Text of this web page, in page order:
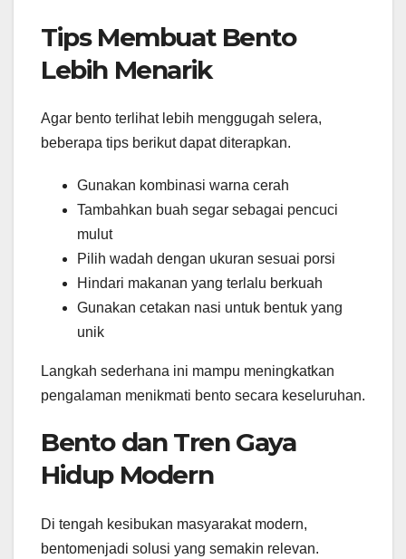
Tips Membuat Bento
Lebih Menarik
Agar bento terlihat lebih menggugah selera,
beberapa tips berikut dapat diterapkan.
Gunakan kombinasi warna cerah
Tambahkan buah segar sebagai pencuci
mulut
Pilih wadah dengan ukuran sesuai porsi
Hindari makanan yang terlalu berkuah
Gunakan cetakan nasi untuk bentuk yang
unik
Langkah sederhana ini mampu meningkatkan
pengalaman menikmati bento secara keseluruhan.
Bento dan Tren Gaya
Hidup Modern
Di tengah kesibukan masyarakat modern,
bentomenjadi solusi yang semakin relevan.